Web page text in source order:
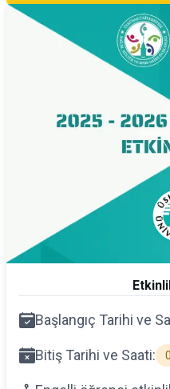
Başlangıç Tarihi ve
Bitiş Tarihi ve Saati: